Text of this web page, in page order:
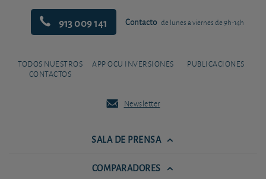
913 009 141 Contacto de lunes a viernes de 9h-14h
TODOS NUESTROS
CONTACTOS
APP OCU INVERSIONES PUBLICACIONES
Newsletter
SALA DE PRENSA
COMPARADORES